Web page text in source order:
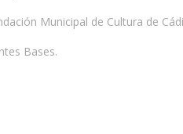
Municipal de Cultura de
Bases.